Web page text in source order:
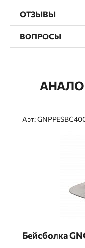
ОТЗЫВЫ
ВОПРОСЫ
Арт:
Бейсболка